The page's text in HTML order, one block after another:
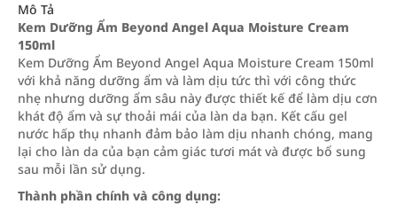
Mô Tả
Kem Dưỡng Ẩm Beyond Angel Aqua Moisture Cream
150ml
Kem Dưỡng Ẩm Beyond Angel Aqua Moisture Cream 150ml
với khả năng dưỡng ẩm và làm dịu tức thì với công thức
nhẹ nhưng dưỡng ẩm sâu này được thiết kế để làm dịu cơn
khát độ ẩm và sự thoải mái của làn da bạn. Kết cấu gel
nước hấp thụ nhanh đảm bảo làm dịu nhanh chóng, mang
lại cho làn da của bạn cảm giác tươi mát và được bổ sung
sau mỗi lần sử dụng.
Thành phần chính và công dụng: